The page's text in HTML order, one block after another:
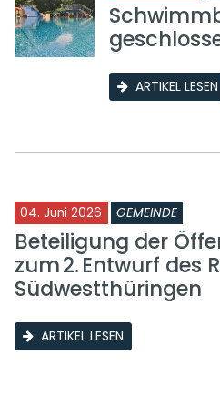
ARTIKEL LESEN
04. Juni 2026 GEMEINDE
Beteiligung der
zum 2. Entwurf des
Südwestthüringen
ARTIKEL LESEN